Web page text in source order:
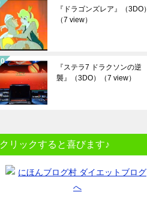
『ドラゴンズレア』（3DO）
（7 view）
『ステラ7 ドラクソンの逆
襲』（3DO）
（7 view）
クリックすると喜びます♪